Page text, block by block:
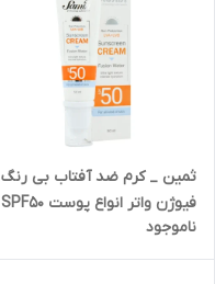
ثمین _ کرم ضد آفتاب بی رنگ
فیوژن واتر انواع پوست SPF50
ناموجود